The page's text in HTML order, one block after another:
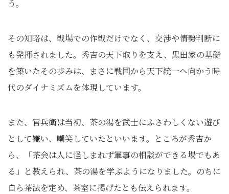
う。
その知略は、戦場での作戦だけでなく、交渉や情勢判断に
も発揮されました。秀吉の天下取りを支え、黒田家の基礎
を築いたその歩みは、まさに戦国から天下統一へ向かう時
代のダイナミズムを体現しています。
また、官兵衛は当初、茶の湯を武士にふさわしくない遊び
として嫌い、嘲笑していたといいます。ところが秀吉か
ら、「茶会は人に怪しまれず軍事の相談ができる場でもあ
る」と教えられ、茶の湯を学ぶようになりました。のちに
自ら茶法を定め、茶室に掲げたとも伝えられます。